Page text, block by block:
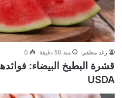
رغد مطفي منذ 50 دقيقة 0
قشرة البطيخ البيضاء:
USDA